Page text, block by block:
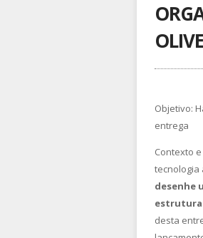
Objetivo:
entrega
Contexto
tecnologia
desenhe
estrutura
desta